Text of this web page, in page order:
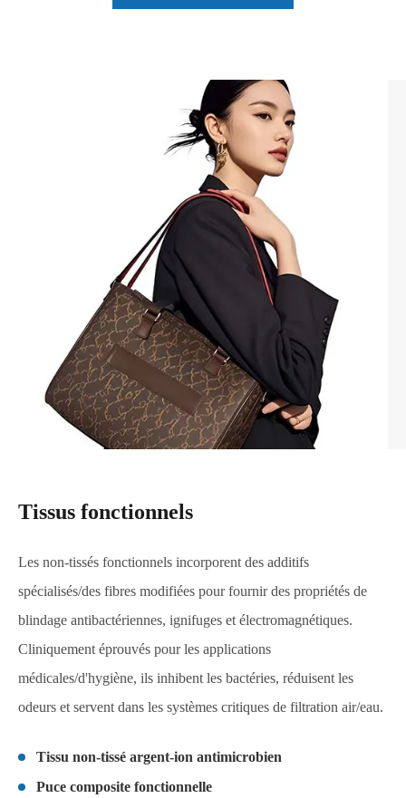
Tissus fonctionnels
Les non-tissés fonctionnels incorporent des additifs
spécialisés/des fibres modifiées pour fournir des propriétés de
blindage antibactériennes, ignifuges et électromagnétiques.
Cliniquement éprouvés pour les applications
médicales/d'hygiène, ils inhibent les bactéries, réduisent les
odeurs et servent dans les systèmes critiques de filtration air/eau.
Tissu non-tissé argent-ion antimicrobien
Puce composite fonctionnelle